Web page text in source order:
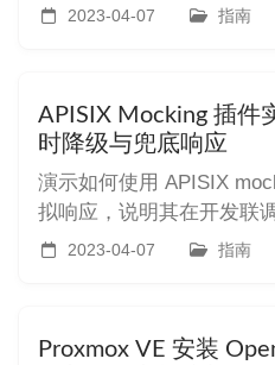
帮助通过可视化方式管理
2023-04-07 指南
APISIX Mocking 插件
时降级与兜底响应
演示如何使用 APISIX
拟响应，说明其在开发联
中的使用方式、配置参数
2023-04-07 指南
Proxmox VE 安装